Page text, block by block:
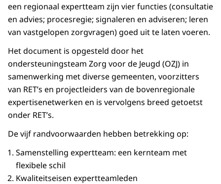
een regionaal expertteam zijn vier functies (consultatie
en advies; procesregie; signaleren en adviseren; leren
van vastgelopen zorgvragen) goed uit te laten voeren.
Het document is opgesteld door het
ondersteuningsteam Zorg voor de Jeugd (OZJ) in
samenwerking met diverse gemeenten, voorzitters
van RET’s en projectleiders van de bovenregionale
expertisenetwerken en is vervolgens breed getoetst
onder RET’s.
De vijf randvoorwaarden hebben betrekking op:
Samenstelling expertteam: een kernteam met
flexibele schil
Kwaliteitseisen expertteamleden